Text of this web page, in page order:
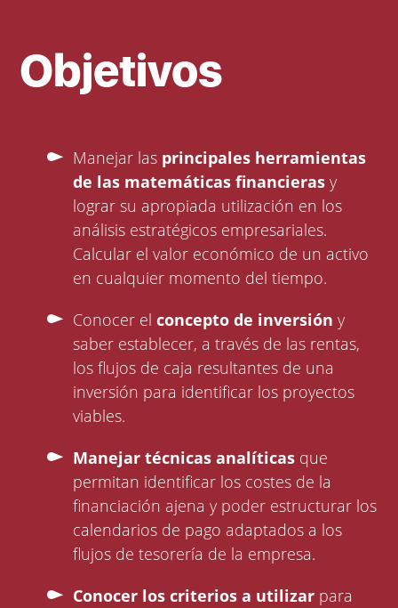
Objetivos
Manejar las principales herramientas
de las matemáticas financieras y
lograr su apropiada utilización en los
análisis estratégicos empresariales.
Calcular el valor económico de un activo
en cualquier momento del tiempo.
Conocer elconcepto de inversión y
saber establecer, a través de las rentas,
los flujos de caja resultantes de una
inversión para identificar los proyectos
viables.
Manejar técnicas analíticas que
permitan identificar los costes de la
financiación ajena y poder estructurar los
calendarios de pago adaptados a los
flujos de tesorería de la empresa.
Conocer los criterios a utilizar para